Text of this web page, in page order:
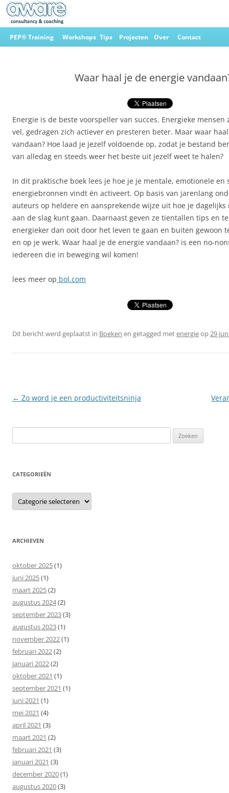
Ga
naar
PEP® Training Workshops Tips Projecten Over Contact
Waar haal je de energie
Energie is de beste voorspeller van succes. Energieke
vel, gedragen zich actiever en presteren beter. Maar waar
vandaan? Hoe laad je jezelf voldoende op, zodat je bestand
van alledag en steeds weer het beste uit jezelf weet te halen?
In dit praktische boek lees je hoe je je mentale, emotionele en
energiebronnen vindt én activeert. Op basis van jarenlang
auteurs op heldere en aansprekende wijze uit hoe je dagelijks
aan de slag kunt gaan. Daarnaast geven ze tientallen tips en
energieker dan ooit door het leven te gaan en buiten gewoon
en op je werk. Waar haal je de energie vandaan? is een no-
iedereen die in beweging wil komen!
lees meer op bol.com
Dit bericht werd geplaatst in Boeken en getagged metenergieop 29
Berichtnavigatie
← Zo word je een productiviteitsninja
naar:
CATEGORIEËN
Categorieën
ARCHIEVEN
oktober 2025(1)
juni 2025(1)
maart 2025(2)
augustus 2024(2)
september 2023(3)
augustus 2023(1)
november 2022(1)
februari 2022(2)
januari 2022(2)
oktober 2021 (1)
september 2021 (1)
juni 2021 (1)
mei 2021 (4)
april 2021 (3)
maart 2021 (2)
februari 2021 (3)
januari 2021 (3)
december 2020(1)
augustus 2020(3)